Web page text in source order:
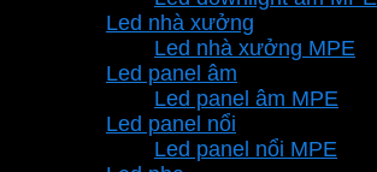
Led nhà xưởng
Led nhà xưởng MPE
Led panel âm
Led panel âm MPE
Led panel nổi
Led panel nổi MPE